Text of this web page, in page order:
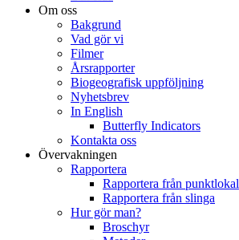
Om oss
Bakgrund
Vad gör vi
Filmer
Årsrapporter
Biogeografisk uppföljning
Nyhetsbrev
In English
Butterfly Indicators
Kontakta oss
Övervakningen
Rapportera
Rapportera från punktlokal
Rapportera från slinga
Hur gör man?
Broschyr